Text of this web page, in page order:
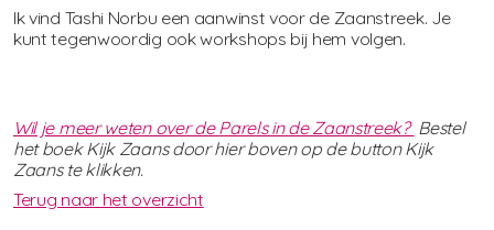
Ik vind Tashi Norbu een aanwinst voor de Zaanstreek. Je
kunt tegenwoordig ook workshops bij hem volgen.
Wil je meer weten over de Parels in de Zaanstreek? Bestel
het boek Kijk Zaans door hier boven op de button Kijk
Zaans te klikken.
Terug naar het overzicht